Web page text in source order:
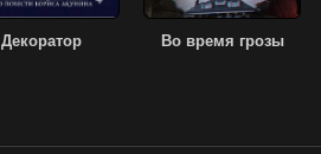
Декоратор Во время грозы